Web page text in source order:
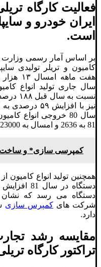
فعالیت کارگاه
ایران خودرو و
است.
بر اساس آمار رسمی وزارت
کامیون و تریلر تولیدی
نسبت
81 به 2636 و امسال به 23000 و 370 می رسد.
کمپرسی سازی* و ساخت اتاق
دستگاه می رسد که نشان
شرکت هایکمپرس سازی
دارد.
مقایسه رشد
تراکتور کارگاه